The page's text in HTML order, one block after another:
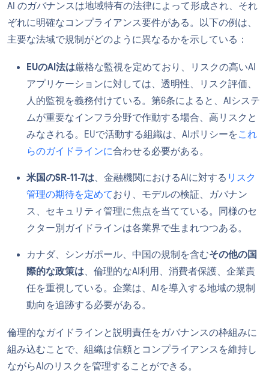
AI のガバナンスは地域特有の法律によって形成され、それ
ぞれに明確なコンプライアンス要件がある。以下の例は、
主要な法域で規制がどのように異なるかを示している：
EUのAI法は厳格な監視を定めており、リスクの高いAI
アプリケーションに対しては、透明性、リスク評価、
人的監視を義務付けている。第6条によると、AIシステ
ムが重要なインフラ分野で作動する場合、高リスクと
みなされる。EUで活動する組織は、AIポリシーをこれ
らのガイドラインに合わせる必要がある。
米国のSR-11-7は、金融機関におけるAIに対する リスク
管理の期待を定めており、モデルの検証、ガバナン
ス、セキュリティ管理に焦点を当てている。同様のセ
クター別ガイドラインは各業界で生まれつつある。
カナダ、シンガポール、中国の規制を含むその他の国
際的な政策は、倫理的なAI利用、消費者保護、企業責
任を重視している。企業は、AIを導入する地域の規制
動向を追跡する必要がある。
倫理的なガイドラインと説明責任をガバナンスの枠組みに
組み込むことで、組織は信頼とコンプライアンスを維持し
ながらAIのリスクを管理することができる。